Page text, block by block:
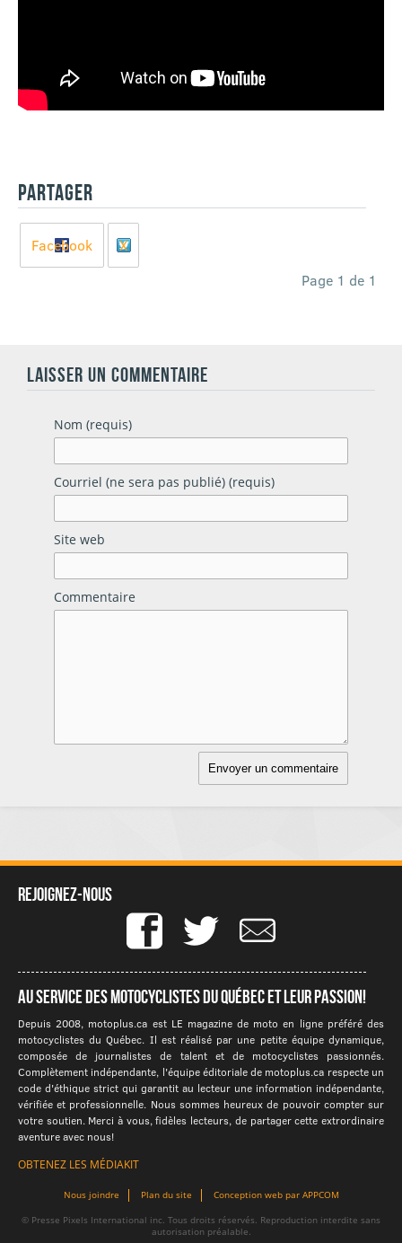
PARTAGER
Facebook
X
Page 1 de 1
LAISSER UN COMMENTAIRE
Nom (requis)
Courriel (ne sera pas publié) (requis)
Site web
Commentaire
Rejoignez-nous
Au service des motocyclistes du québec et leur passion!
Depuis 2008, motoplus.ca est LE magazine de moto en ligne préféré des
motocyclistes du Québec. Il est réalisé par une petite équipe dynamique,
composée de journalistes de talent et de motocyclistes passionnés.
Complètement indépendante, l'équipe éditoriale de motoplus.ca respecte un
code d'éthique strict qui garantit au lecteur une information indépendante,
vérifiée et professionnelle. Nous sommes heureux de pouvoir compter sur
votre soutien. Merci à vous, fidèles lecteurs, de partager cette extrordinaire
aventure avec nous!
OBTENEZ LES MÉDIAKIT
Nous joindre Plan du site Conception web par APPCOM
© Presse Pixels International inc. Tous droits réservés. Reproduction interdite sans
autorisation préalable.